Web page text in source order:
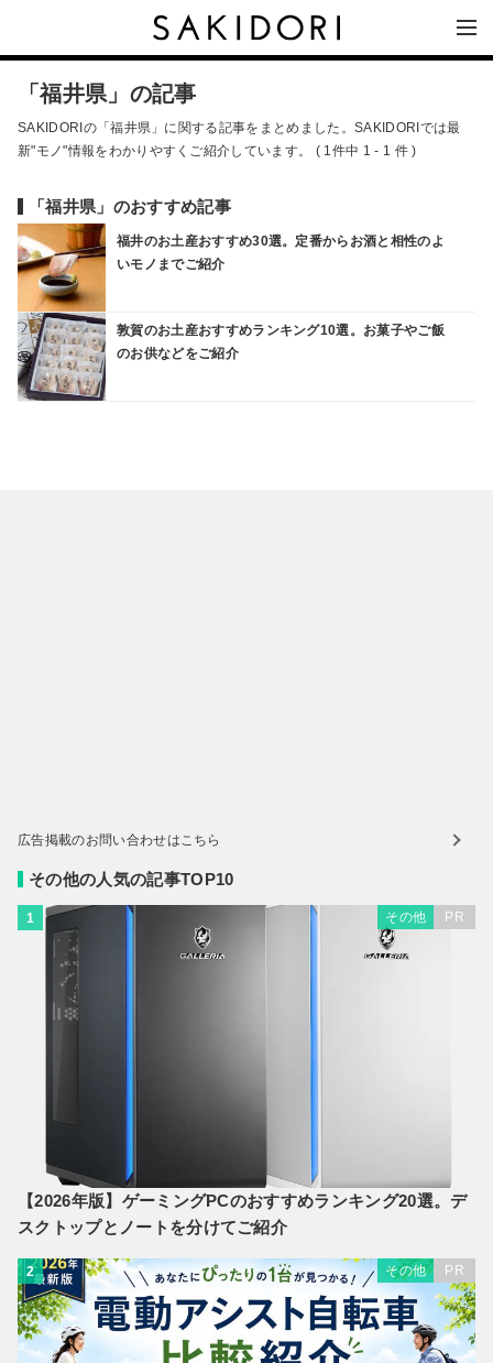
「福井県」の記事
SAKIDORIの「福井県」に関する記事をまとめました。SAKIDORIでは最
新"モノ"情報をわかりやすくご紹介しています。 ( 1件中 1 - 1 件 )
「福井県」のおすすめ記事
福井のお土産おすすめ30選。定番からお酒と相性のよ
いモノまでご紹介
敦賀のお土産おすすめランキング10選。お菓子やご飯
のお供などをご紹介
広告掲載のお問い合わせはこちら
その他の人気の記事TOP10
1 その他 PR
【2026年版】ゲーミングPCのおすすめランキング20選。デ
スクトップとノートを分けてご紹介
2 その他 PR